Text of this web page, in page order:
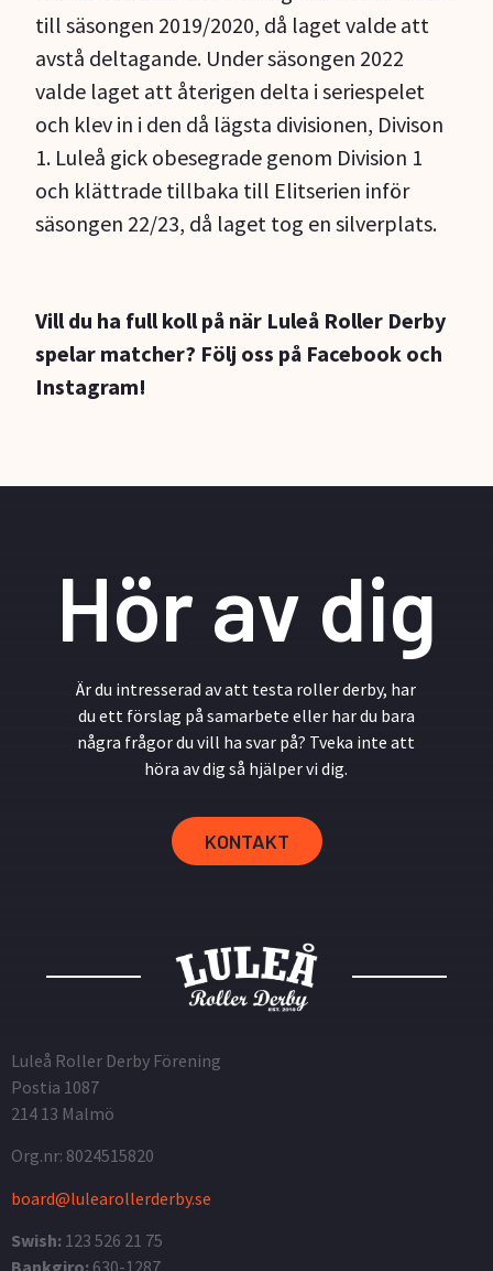
till säsongen 2019/2020, då laget valde att
avstå deltagande. Under säsongen 2022
valde laget att återigen delta i seriespelet
och klev in i den då lägsta divisionen, Divison
1. Luleå gick obesegrade genom Division 1
och klättrade tillbaka till Elitserien inför
säsongen 22/23, då laget tog en silverplats.
Vill du ha full koll på när Luleå Roller Derby
spelar matcher? Följ oss på Facebook och
Instagram!
Hör av dig
Är du intresserad av att testa roller derby, har
du ett förslag på samarbete eller har du bara
några frågor du vill ha svar på? Tveka inte att
höra av dig så hjälper vi dig.
KONTAKT
Luleå Roller Derby Förening
Postia 1087
214 13 Malmö
Org.nr: 8024515820
board@lulearollerderby.se
Swish: 123 526 21 75